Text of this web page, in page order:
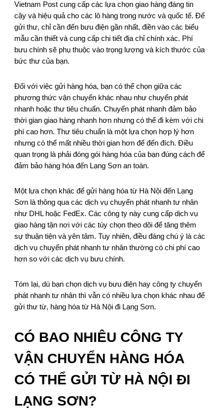
Vietnam Post cung cấp các lựa chọn giao hàng đáng tin
cậy và hiệu quả cho các lô hàng trong nước và quốc tế. Để
gửi thư, chỉ cần đến bưu điện gần nhất, điền vào các biểu
mẫu cần thiết và cung cấp chi tiết địa chỉ chính xác. Phí
bưu chính sẽ phụ thuộc vào trọng lượng và kích thước của
bức thư của bạn.
Đối với việc gửi hàng hóa, bạn có thể chọn giữa các
phương thức vận chuyển khác nhau như chuyển phát
nhanh hoặc thư tiêu chuẩn. Chuyển phát nhanh đảm bảo
thời gian giao hàng nhanh hơn nhưng có thể đi kèm với chi
phí cao hơn. Thư tiêu chuẩn là một lựa chọn hợp lý hơn
nhưng có thể mất nhiều thời gian hơn để đến đích. Điều
quan trọng là phải đóng gói hàng hóa của bạn đúng cách để
đảm bảo hàng hóa đến Lạng Sơn an toàn.
Một lựa chọn khác để gửi hàng hóa từ Hà Nội đến Lạng
Sơn là thông qua các dịch vụ chuyển phát nhanh tư nhân
như DHL hoặc FedEx. Các công ty này cung cấp dịch vụ
giao hàng tận nơi với các tùy chọn theo dõi để tăng thêm
sự thuận tiện và yên tâm. Tuy nhiên, điều đáng chú ý là các
dịch vụ chuyển phát nhanh tư nhân thường có chi phí cao
hơn so với các dịch vụ bưu chính.
Tóm lại, dù bạn chọn dịch vụ bưu điện hay công ty chuyển
phát nhanh tư nhân thì vẫn có nhiều lựa chọn khác nhau để
gửi thư từ, hàng hóa từ Hà Nội đi Lạng Sơn.
CÓ BAO NHIÊU CÔNG TY
VẬN CHUYỂN HÀNG HÓA
CÓ THỂ GỬI TỪ HÀ NỘI ĐI
LẠNG SƠN?